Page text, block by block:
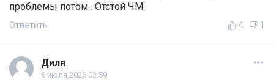
проблемы потом . Отстой ЧМ
Ответить 4 1
Диля
6 июля 2026 03:59